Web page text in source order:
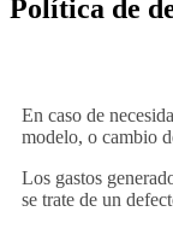
Política de
En caso de
modelo, o cambio
Los gastos
se trate de un